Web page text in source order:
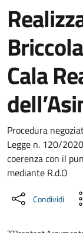
Cala
Dettaglio del
Procedura
Legge n. 120/
coerenza con il
mediante R.d.O
Condividi